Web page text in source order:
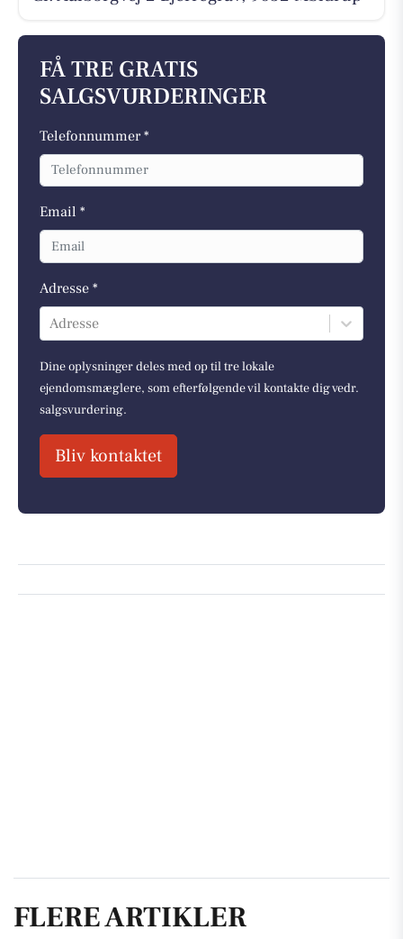
FÅ TRE GRATIS
SALGSVURDERINGER
Telefonnummer *
Email *
Adresse *
Adresse
Dine oplysninger deles med op til tre lokale
ejendomsmæglere, som efterfølgende vil kontakte dig vedr.
salgsvurdering.
Bliv kontaktet
FLERE ARTIKLER